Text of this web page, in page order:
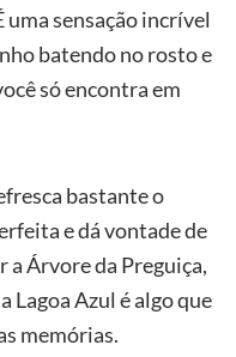
sensação incrível
batendo no rosto e
só encontra em
bastante o
e dá vontade de
a Árvore da Preguiça,
Lagoa Azul é algo que
memórias.